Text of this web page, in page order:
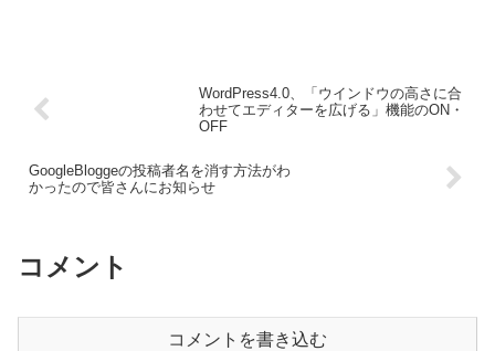
WordPress4.0、「ウインドウの高さに合
わせてエディターを広げる」機能のON・
OFF
GoogleBloggeの投稿者名を消す方法がわ
かったので皆さんにお知らせ
コメント
コメントを書き込む